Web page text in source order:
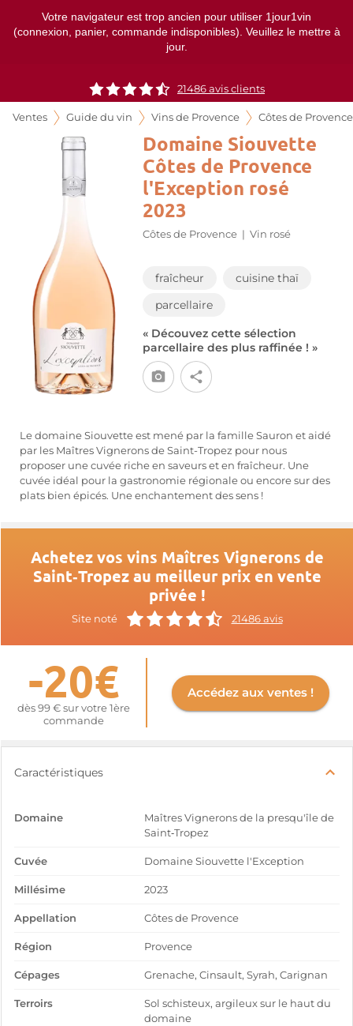
Votre navigateur est trop ancien pour utiliser 1jour1vin
(connexion, panier, commande indisponibles). Veuillez le mettre à
jour.
21486 avis clients
Ventes Guide du vin Vins de Provence Côtes de Provence
Domaine Siouvette
Côtes de Provence
l'Exception rosé
2023
Côtes de Provence | Vin rosé
fraîcheur
cuisine thaï
parcellaire
« Découvez cette sélection
parcellaire des plus raffinée ! »
Le domaine Siouvette est mené par la famille Sauron et aidé
par les Maîtres Vignerons de Saint-Tropez pour nous
proposer une cuvée riche en saveurs et en fraîcheur. Une
cuvée idéal pour la gastronomie régionale ou encore sur des
plats bien épicés. Une enchantement des sens !
Achetez vos vins Maîtres Vignerons de
Saint‑Tropez au meilleur prix en vente
privée !
Site noté 21486 avis
-20€
dès 99 € sur votre 1ère
commande
Accédez aux ventes !
Caractéristiques
Domaine
Maîtres Vignerons de la presqu'île de
Saint‑Tropez
Cuvée Domaine Siouvette l'Exception
Millésime 2023
Appellation Côtes de Provence
Région Provence
Cépages Grenache, Cinsault, Syrah, Carignan
Terroirs
Sol schisteux, argileux sur le haut du
domaine